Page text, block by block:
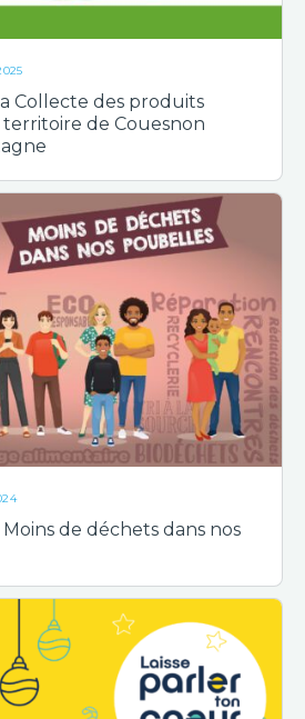
Collecte des produits
de Couesnon
de déchets dans nos